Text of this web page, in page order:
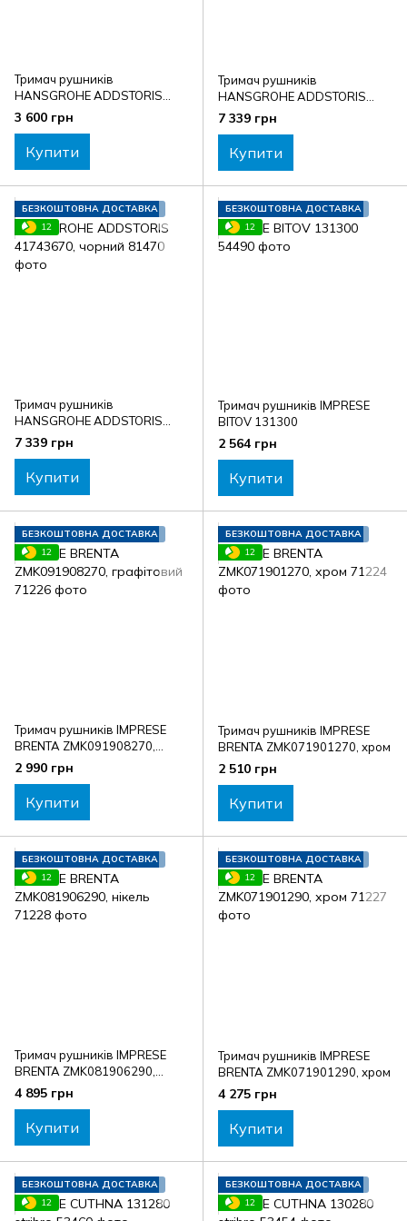
Тримач рушників
HANSGROHE ADDSTORIS
41743000
3 600 грн
Купити
Тримач рушників
HANSGROHE ADDSTORIS
41743700, білий
7 339 грн
Купити
БЕЗКОШТОВНА ДОСТАВКА
12
Тримач рушників
HANSGROHE ADDSTORIS
41743670, чорний
7 339 грн
Купити
БЕЗКОШТОВНА ДОСТАВКА
12
Тримач рушників IMPRESE
BITOV 131300
2 564 грн
Купити
БЕЗКОШТОВНА ДОСТАВКА
12
Тримач рушників IMPRESE
BRENTA ZMK091908270,
графітовий
2 990 грн
Купити
БЕЗКОШТОВНА ДОСТАВКА
12
Тримач рушників IMPRESE
BRENTA ZMK071901270, хром
2 510 грн
Купити
БЕЗКОШТОВНА ДОСТАВКА
12
Тримач рушників IMPRESE
BRENTA ZMK081906290,
нікель
4 895 грн
Купити
БЕЗКОШТОВНА ДОСТАВКА
12
Тримач рушників IMPRESE
BRENTA ZMK071901290, хром
4 275 грн
Купити
БЕЗКОШТОВНА ДОСТАВКА
12
БЕЗКОШТОВНА ДОСТАВКА
12